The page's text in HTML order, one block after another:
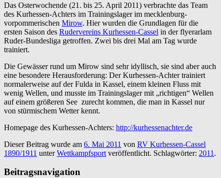
Das Osterwochende (21. bis 25. April 2011) verbrachte das Team
des Kurhessen-Achters im Trainingslager im mecklenburg-
vorpommerischen Mirow. Hier wurden die Grundlagen für die
ersten Saison des Rudervereins Kurhessen-Cassel in der flyerarlam
Ruder-Bundesliga getroffen. Zwei bis drei Mal am Tag wurde
trainiert.
Die Gewässer rund um Mirow sind sehr idyllisch, sie sind aber auch
eine besondere Herausforderung: Der Kurhessen-Achter trainiert
normalerweise auf der Fulda in Kassel, einem kleinen Fluss mit
wenig Wellen, und musste im Trainingslager mit „richtigen“ Wellen
auf einem größeren See zurecht kommen, die man in Kassel nur
von stürmischem Wetter kennt.
Homepage des Kurhessen-Achters: http://kurhessenachter.de
Dieser Beitrag wurde am 6. Mai 2011 von RV Kurhessen-Cassel
1890/1911 unterWettkampfsport veröffentlicht. Schlagwörter: 2011 .
Beitragsnavigation